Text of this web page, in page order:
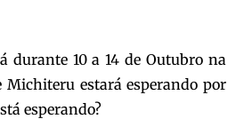
durante 10 a 14 de Outubro na
Michiteru estará esperando por
esperando?